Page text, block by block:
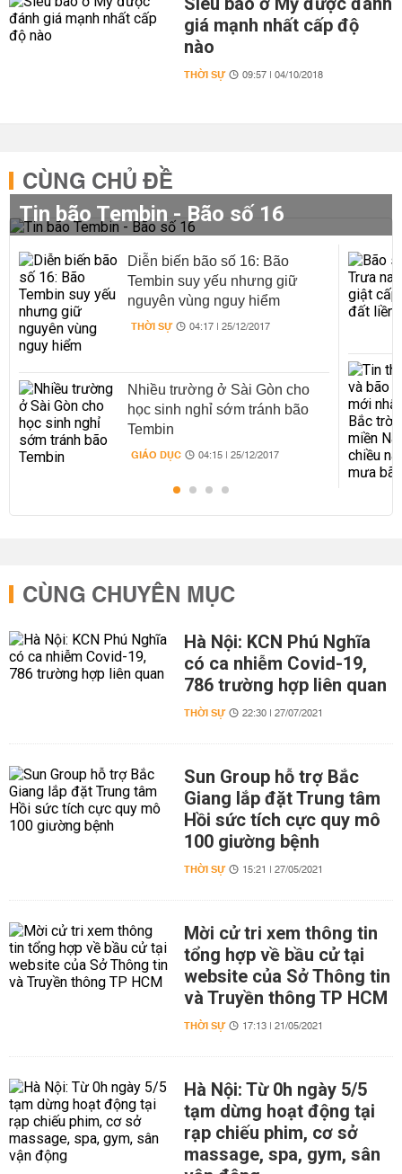
giá mạnh nhất cấp độ
nào
THỜI SỰ 09:57 | 04/10/2018
CÙNG CHỦ ĐỀ
Tin bão Tembin - Bão số 16
Diễn biến bão số 16: Bão
Tembin suy yếu nhưng giữ
nguyên vùng nguy hiểm
THỜI SỰ 04:17 | 25/12/2017
Nhiều trường ở Sài Gòn cho
học sinh nghỉ sớm tránh bão
Tembin
GIÁO DỤC 04:15 | 25/12/2017
CÙNG CHUYÊN MỤC
Hà Nội: KCN Phú Nghĩa
có ca nhiễm Covid-19,
786 trường hợp liên quan
THỜI SỰ 22:30 | 27/07/2021
Sun Group hỗ trợ Bắc
Giang lắp đặt Trung tâm
Hồi sức tích cực quy mô
100 giường bệnh
THỜI SỰ 15:21 | 27/05/2021
Mời cử tri xem thông tin
tổng hợp về bầu cử tại
website của Sở Thông tin
và Truyền thông TP HCM
THỜI SỰ 17:13 | 21/05/2021
Hà Nội: Từ 0h ngày 5/5
tạm dừng hoạt động tại
rạp chiếu phim, cơ sở
massage, spa, gym, sân